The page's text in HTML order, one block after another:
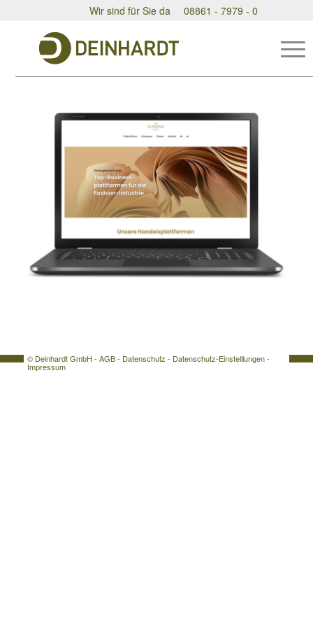
Wir sind für Sie da 08861 - 7979 - 0
© Deinhardt GmbH - AGB- Datenschutz - Datenschutz-Einstelllungen-
Impressum